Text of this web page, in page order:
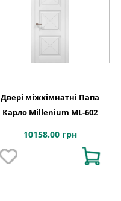
Двері міжкімнатні Папа
Карло Millenium ML-602
10158.00 грн